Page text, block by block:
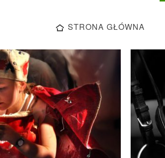
STRONA GŁÓWNA